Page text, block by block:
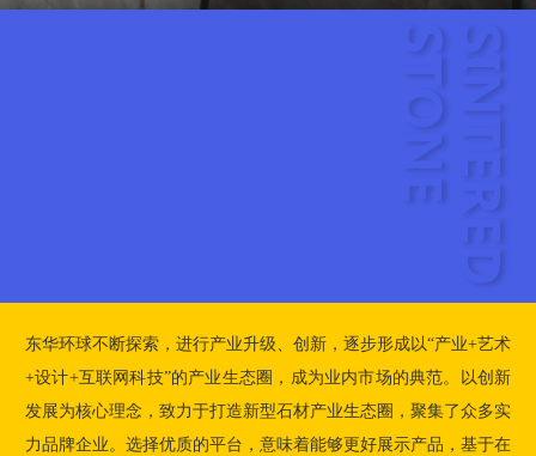
东华环球不断探索，进行产业升级、创新，逐步形成以“产业+艺术
+设计+互联网科技”的产业生态圈，成为业内市场的典范。以创新
发展为核心理念，致力于打造新型石材产业生态圈，聚集了众多实
力品牌企业。选择优质的平台，意味着能够更好展示产品，基于在